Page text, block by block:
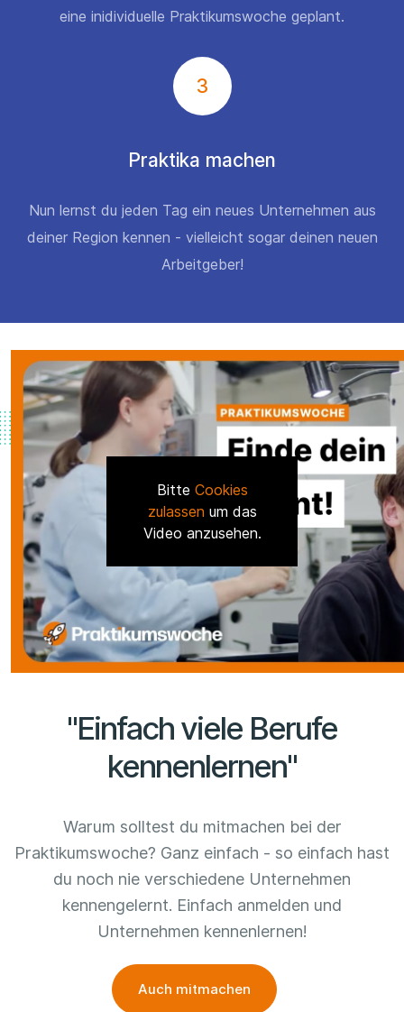
eine inidividuelle Praktikumswoche geplant.
3
Praktika machen
Nun lernst du jeden Tag ein neues Unternehmen aus
deiner Region kennen - vielleicht sogar deinen neuen
Arbeitgeber!
"Einfach viele Berufe
kennenlernen"
Warum solltest du mitmachen bei der
Praktikumswoche? Ganz einfach - so einfach hast
du noch nie verschiedene Unternehmen
kennengelernt. Einfach anmelden und
Unternehmen kennenlernen!
Auch mitmachen
Bitte Cookies
zulassen um das
Video anzusehen.